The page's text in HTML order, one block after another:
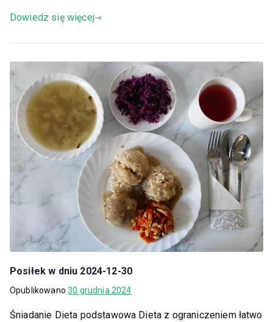
Dowiedz się więcej
Posiłek w dniu 2024-12-30
Opublikowano30 grudnia 2024
Śniadanie Dieta podstawowa Dieta z ograniczeniem łatwo